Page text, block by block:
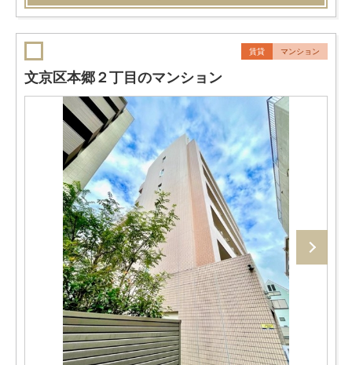
賃貸 マンション
文京区本郷２丁目のマンション